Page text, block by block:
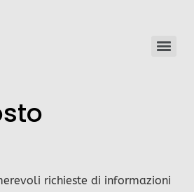
richieste di informazioni